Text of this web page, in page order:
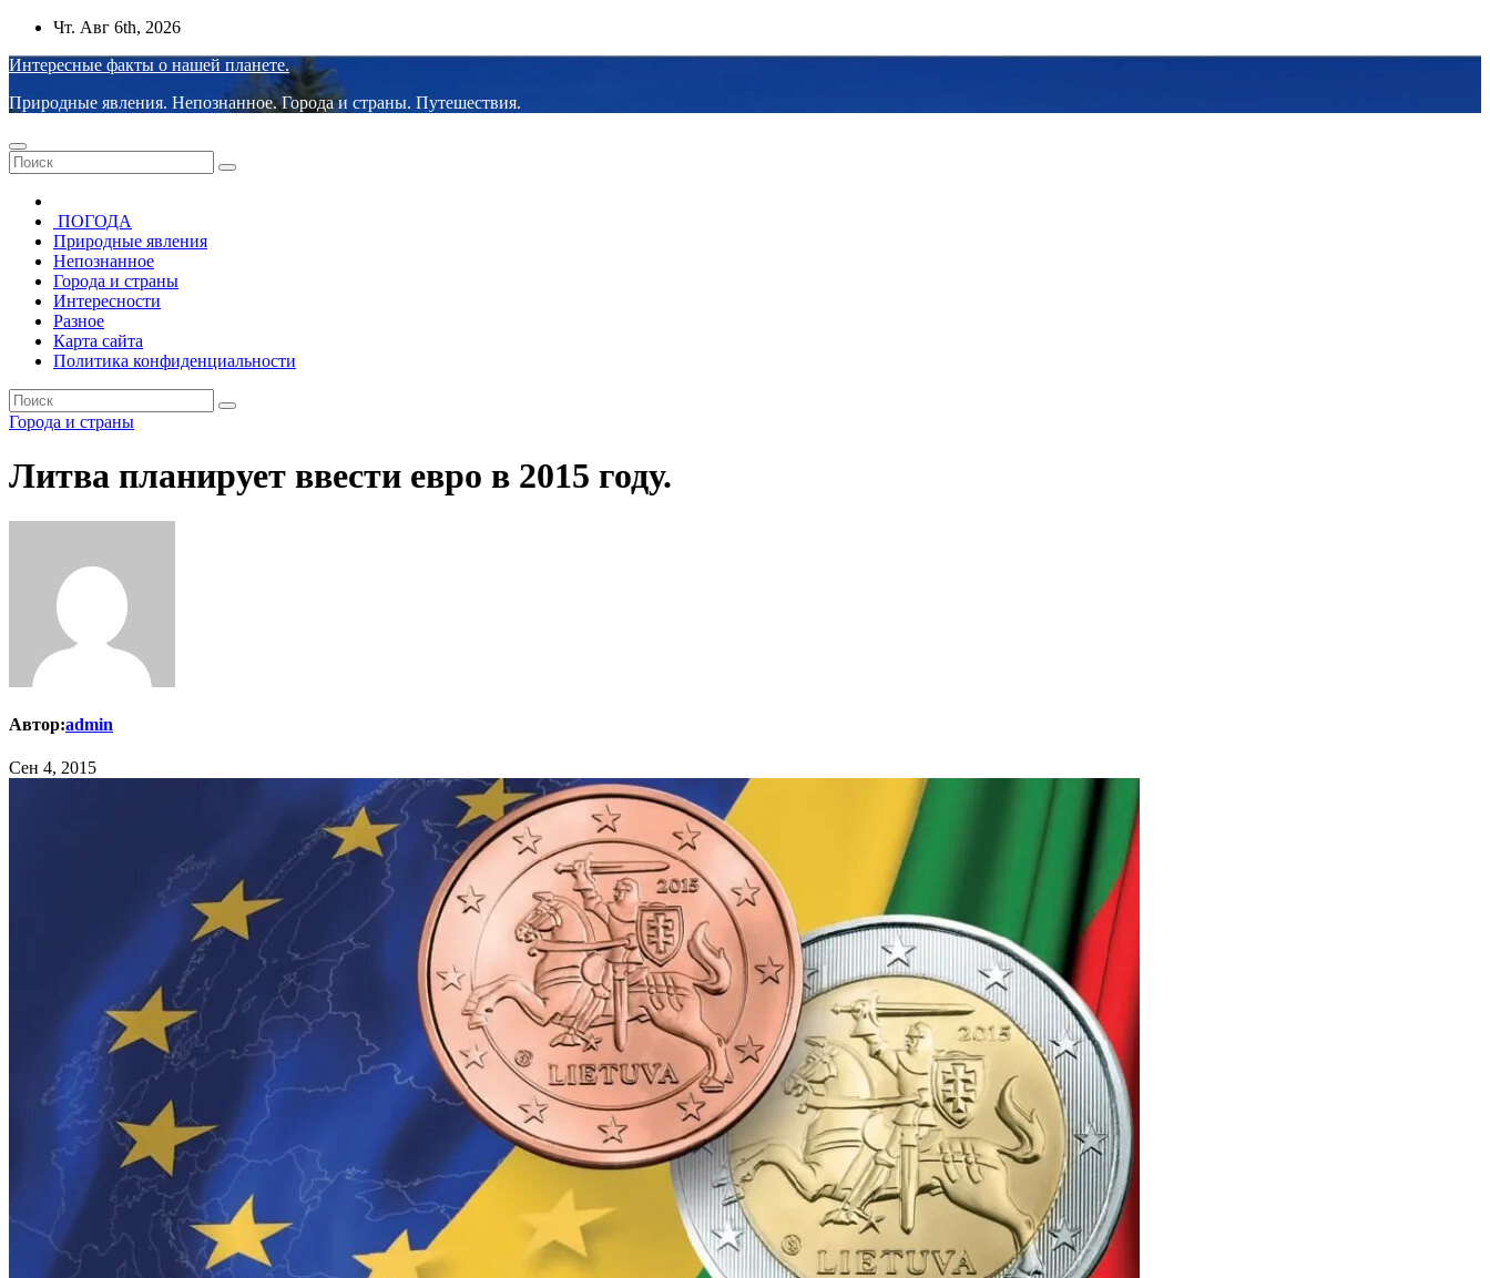
Перейти
содержимому
Чт. Авг 6th, 2026
Интересные факты о нашей планете.
Природные явления. Непознанное. Города и страны. Путешествия.
ПОГОДА
Природные явления
Непознанное
Города и страны
Интересности
Разное
Карта сайта
Политика конфиденциальности
Города и страны
Литва планирует ввести евро в 2015 году.
Автор:admin
Сен 4, 2015